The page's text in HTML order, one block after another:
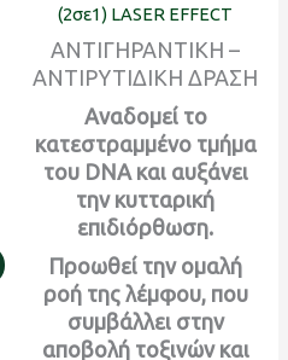
(2σε1) LASER EFFECT
ΑΝΤΙΓΗΡΑΝΤΙΚΗ –
ΑΝΤΙΡΥΤΙΔΙΚΗ ΔΡΑΣΗ
Αναδομεί το
κατεστραμμένο τμήμα
του DNA και αυξάνει
την κυτταρική
επιδιόρθωση.
Προωθεί την ομαλή
ροή της λέμφου, που
συμβάλλει στην
αποβολή τοξινών και